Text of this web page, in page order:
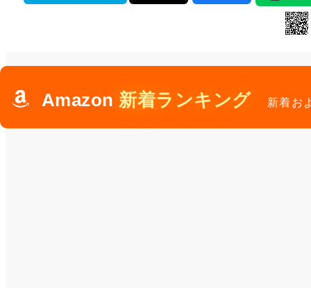
Amazon 新着ランキング 新着お